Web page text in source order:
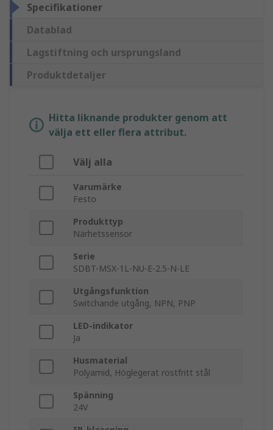
Specifikationer
Datablad
Lagstiftning och ursprungsland
Produktdetaljer
Hitta liknande produkter genom att
välja ett eller flera attribut.
Välj alla
Varumärke
Festo
Produkttyp
Närhetssensor
Serie
SDBT-MSX-1L-NU-E-2.5-N-LE
Utgångsfunktion
Switchande utgång, NPN, PNP
LED-indikator
Ja
Husmaterial
Polyamid, Höglegerat rostfritt stål
Spänning
24V